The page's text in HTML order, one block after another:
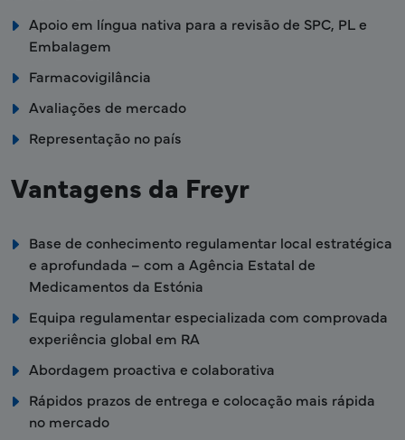
Apoio em língua nativa para a revisão de SPC, PL e
Embalagem
Farmacovigilância
Avaliações de mercado
Representação no país
Vantagens da Freyr
Base de conhecimento regulamentar local estratégica
e aprofundada – com a Agência Estatal de
Medicamentos da Estónia
Equipa regulamentar especializada com comprovada
experiência global em RA
Abordagem proactiva e colaborativa
Rápidos prazos de entrega e colocação mais rápida
no mercado